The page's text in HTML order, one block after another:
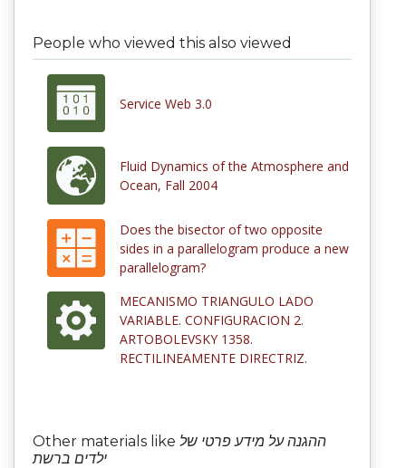
People who viewed this also viewed
Service Web 3.0
Fluid Dynamics of the Atmosphere and
Ocean, Fall 2004
Does the bisector of two opposite
sides in a parallelogram produce a new
parallelogram?
MECANISMO TRIANGULO LADO
VARIABLE. CONFIGURACION 2.
ARTOBOLEVSKY 1358.
RECTILINEAMENTE DIRECTRIZ.
Other materials like ההגנה על מידע פרטי של
ילדים ברשת